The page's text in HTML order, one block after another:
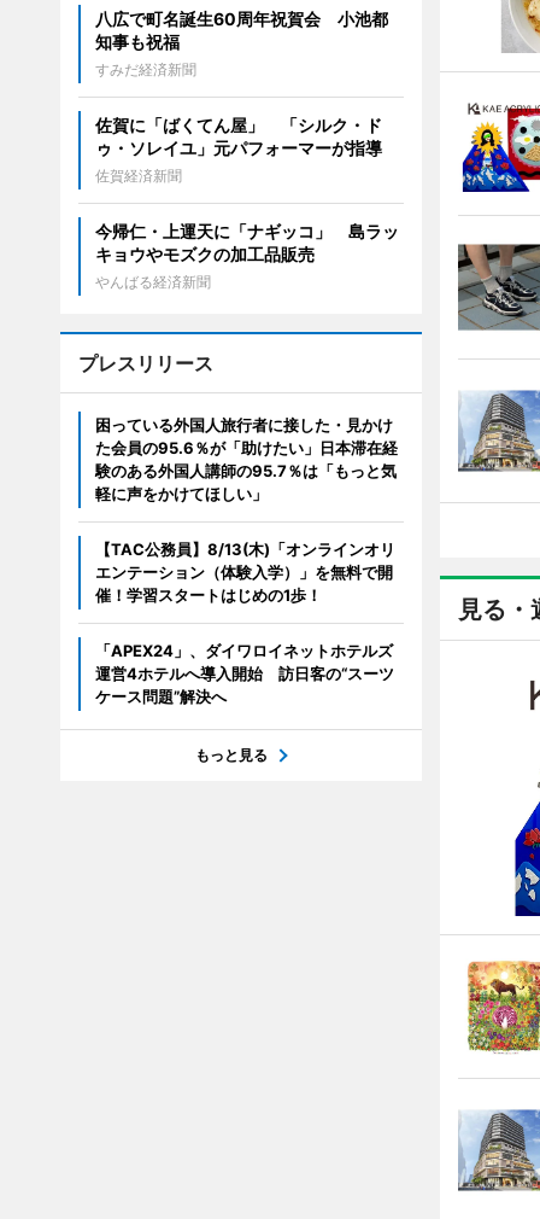
見る・
八広で町名誕生60周年祝賀会 小池都
知事も祝福
すみだ経済新聞
佐賀に「ばくてん屋」 「シルク・ド
ゥ・ソレイユ」元パフォーマーが指導
佐賀経済新聞
今帰仁・上運天に「ナギッコ」 島ラッ
キョウやモズクの加工品販売
やんばる経済新聞
プレスリリース
困っている外国人旅行者に接した・見かけ
た会員の95.6％が「助けたい」日本滞在経
験のある外国人講師の95.7％は「もっと気
軽に声をかけてほしい」
【TAC公務員】8/13(木)「オンラインオリ
エンテーション（体験入学）」を無料で開
催！学習スタートはじめの1歩！
「APEX24」、ダイワロイネットホテルズ
運営4ホテルへ導入開始 訪日客の“スーツ
ケース問題”解決へ
もっと見る